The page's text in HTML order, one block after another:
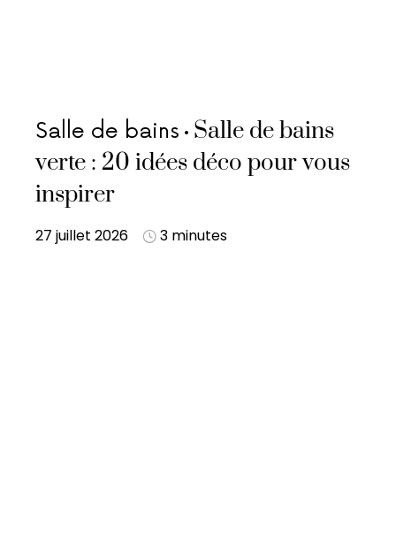
Salle de bains
Salle de bains
verte : 20 idées déco pour vous
inspirer
27 juillet 2026 3 minutes